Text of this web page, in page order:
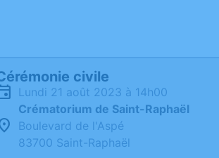
civile
lundi 21 août 2023 à 14h00
Crématorium de Saint-Raphaël
Boulevard de l'Aspé
83700 Saint-Raphaël